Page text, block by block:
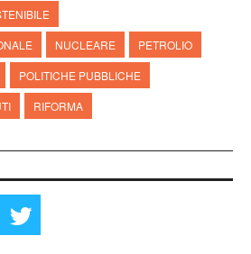
NUCLEARE
PETROLIO
POLITICHE PUBBLICHE
RIFORMA